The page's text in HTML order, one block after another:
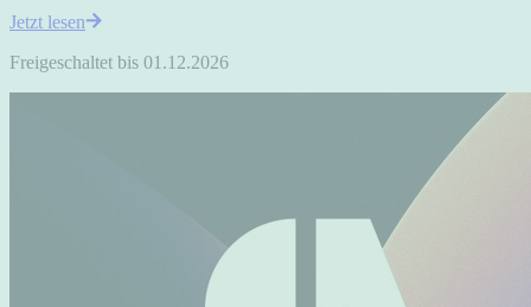
Jetzt lesen
Freigeschaltet bis 01.12.2026